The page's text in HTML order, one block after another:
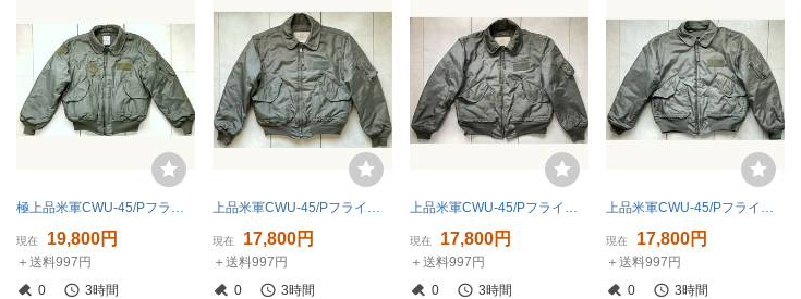
現在 19,800円
＋送料997円
0
3時間
現在 17,800円
＋送料997円
0
3時間
現在 17,800円
＋送料997円
0
3時間
現在 17,800円
＋送料997円
0
3時間